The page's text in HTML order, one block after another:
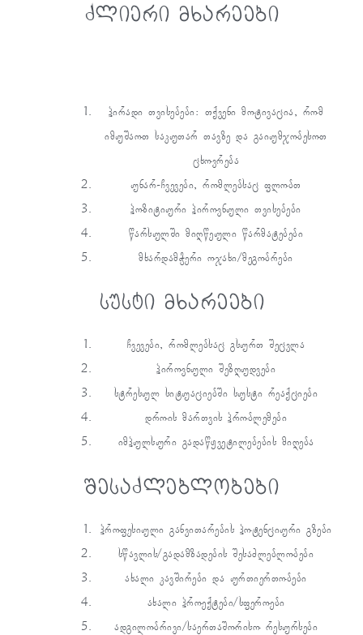
ძლიერი მხარეები
პირადი თვისებები: თქვენი მოტივაცია, რომ
იმუშაოთ საკუთარ თავზე და გაიუმჯობესოთ
ცხოვრება
უნარ-ჩვევები, რომლებსაც ფლობთ
პოზიტიური პიროვნული თვისებები
წარსულში მიღწეული წარმატებები
მხარდამჭერი ოჯახი/მეგობრები
სუსტი მხარეები
ჩვევები, რომლებსაც გსურთ შეცვლა
პიროვნული შეზღუდვები
სტრესულ სიტუაციებში სუსტი რეაქციები
დროის მართვის პრობლემები
იმპულსური გადაწყვეტილებების მიღება
შესაძლებლობები
პროფესიული განვითარების პოტენციური გზები
სწავლის/გადამზადების შესაძლებლობები
ახალი კავშირები და ურთიერთობები
ახალი პროექტები/სფეროები
ადგილობრივი/საერთაშორისო რესურსები